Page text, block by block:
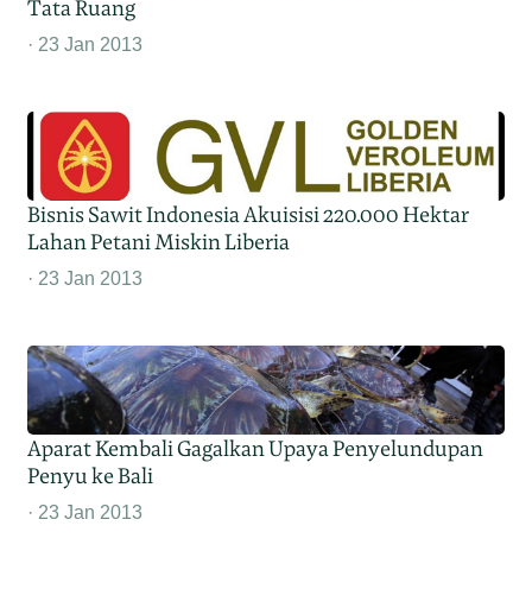
Tata Ruang
23 Jan 2013
Bisnis Sawit Indonesia Akuisisi 220.000 Hektar
Lahan Petani Miskin Liberia
23 Jan 2013
Aparat Kembali Gagalkan Upaya Penyelundupan
Penyu ke Bali
23 Jan 2013